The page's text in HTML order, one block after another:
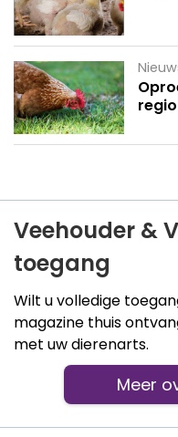
Veehouder &
toegang
Wilt u volledige
magazine thuis
met uw dierenarts.
Meer